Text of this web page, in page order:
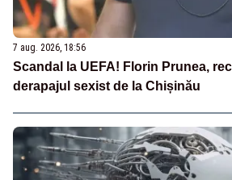
7 aug. 2026, 18:56
Scandal la UEFA! Florin Prunea,
derapajul sexist de la Chișinău